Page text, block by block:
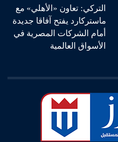
التركي: تعاون «الأهلي» مع
ماستركارد يفتح آفاقا جديدة
أمام الشركات المصرية في
الأسواق العالمية